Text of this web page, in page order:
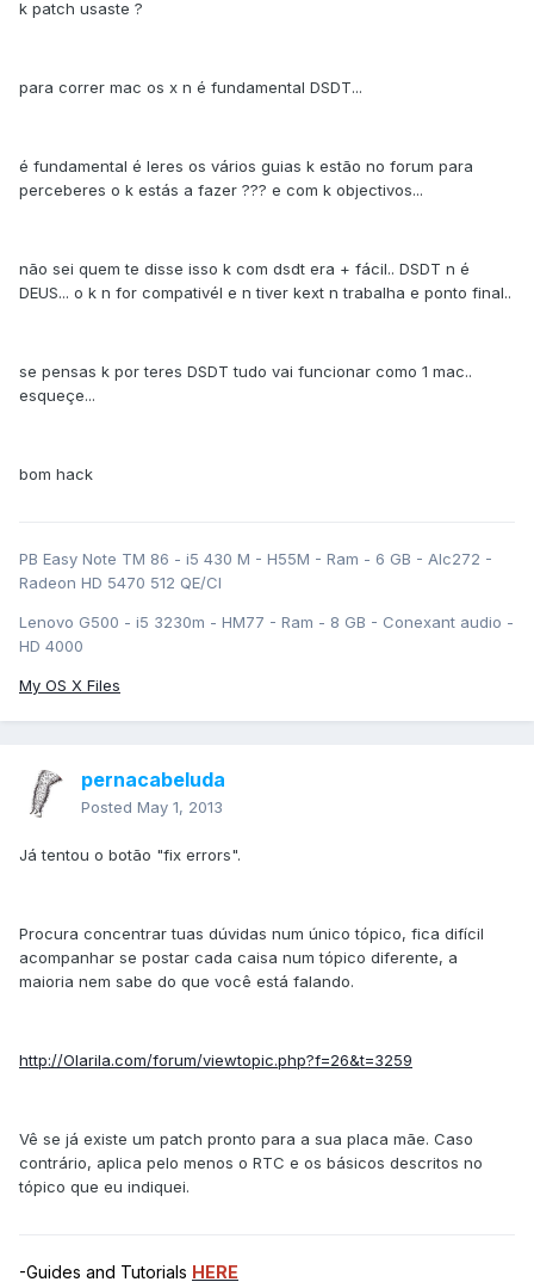
k patch usaste ?
para correr mac os x n é fundamental DSDT...
é fundamental é leres os vários guias k estão no forum para
perceberes o k estás a fazer ??? e com k objectivos...
não sei quem te disse isso k com dsdt era + fácil.. DSDT n é
DEUS... o k n for compativél e n tiver kext n trabalha e ponto final..
se pensas k por teres DSDT tudo vai funcionar como 1 mac..
esqueçe...
bom hack
PB Easy Note TM 86 - i5 430 M - H55M - Ram - 6 GB - Alc272 -
Radeon HD 5470 512 QE/CI
Lenovo G500 - i5 3230m - HM77 - Ram - 8 GB - Conexant audio -
HD 4000
My OS X Files
pernacabeluda
Posted May 1, 2013
Já tentou o botão "fix errors".
Procura concentrar tuas dúvidas num único tópico, fica difícil
acompanhar se postar cada caisa num tópico diferente, a
maioria nem sabe do que você está falando.
http://Olarila.com/forum/viewtopic.php?f=26&t=3259
Vê se já existe um patch pronto para a sua placa mãe. Caso
contrário, aplica pelo menos o RTC e os básicos descritos no
tópico que eu indiquei.
-Guides and Tutorials HERE